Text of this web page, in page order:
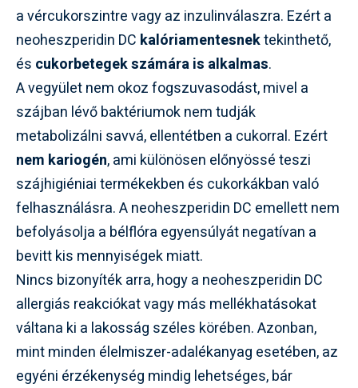
a vércukorszintre vagy az inzulinválaszra. Ezért a
neoheszperidin DC kalóriamentesnektekinthető,
és cukorbetegek számára is alkalmas.
A vegyület nem okoz fogszuvasodást, mivel a
szájban lévő baktériumok nem tudják
metabolizálni savvá, ellentétben a cukorral. Ezért
nem kariogén, ami különösen előnyössé teszi
szájhigiéniai termékekben és cukorkákban való
felhasználásra. A neoheszperidin DC emellett nem
befolyásolja a bélflóra egyensúlyát negatívan a
bevitt kis mennyiségek miatt.
Nincs bizonyíték arra, hogy a neoheszperidin DC
allergiás reakciókat vagy más mellékhatásokat
váltana ki a lakosság széles körében. Azonban,
mint minden élelmiszer-adalékanyag esetében, az
egyéni érzékenység mindig lehetséges, bár